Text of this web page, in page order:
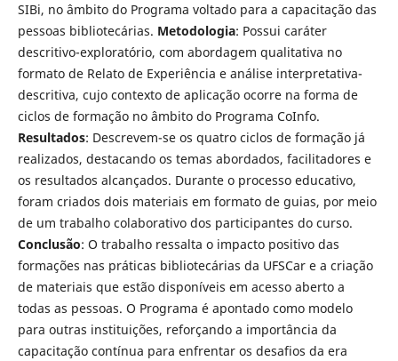
SIBi, no âmbito do Programa voltado para a capacitação das
pessoas bibliotecárias. Metodologia: Possui caráter
descritivo-exploratório, com abordagem qualitativa no
formato de Relato de Experiência e análise interpretativa-
descritiva, cujo contexto de aplicação ocorre na forma de
ciclos de formação no âmbito do Programa CoInfo.
Resultados: Descrevem-se os quatro ciclos de formação já
realizados, destacando os temas abordados, facilitadores e
os resultados alcançados. Durante o processo educativo,
foram criados dois materiais em formato de guias, por meio
de um trabalho colaborativo dos participantes do curso.
Conclusão: O trabalho ressalta o impacto positivo das
formações nas práticas bibliotecárias da UFSCar e a criação
de materiais que estão disponíveis em acesso aberto a
todas as pessoas. O Programa é apontado como modelo
para outras instituições, reforçando a importância da
capacitação contínua para enfrentar os desafios da era